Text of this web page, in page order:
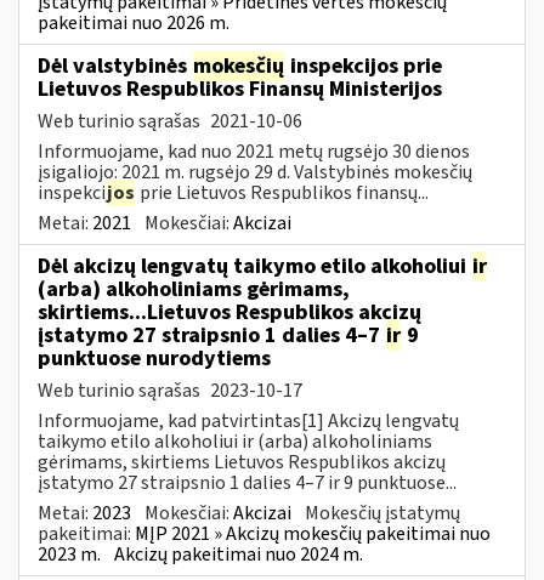
pakeitimai nuo 2026 m.
Dėl valstybinės mokesčių inspekcijos prie
Lietuvos Respublikos Finansų Ministerijos
Web turinio sąrašas 2021-10-06
Informuojame, kad nuo 2021 metų rugsėjo 30 dienos
įsigaliojo: 2021 m. rugsėjo 29 d. Valstybinės mokesčių
inspekcijos prie Lietuvos Respublikos finansų...
Metai: 2021 Mokesčiai:Akcizai
Dėl akcizų lengvatų taikymo etilo alkoholiui ir
(arba) alkoholiniams gėrimams,
skirtiems...Lietuvos Respublikos akcizų
įstatymo 27 straipsnio 1 dalies 4–7 ir 9
punktuose nurodytiems
Web turinio sąrašas 2023-10-17
Informuojame, kad patvirtintas[1] Akcizų lengvatų
taikymo etilo alkoholiui ir (arba) alkoholiniams
gėrimams, skirtiems Lietuvos Respublikos akcizų
įstatymo 27 straipsnio 1 dalies 4–7 ir 9 punktuose...
Metai: 2023 Mokesčiai:Akcizai Mokesčių įstatymų
pakeitimai: MĮP 2021 » Akcizų mokesčių pakeitimai nuo
2023 m. Akcizų pakeitimai nuo 2024 m.